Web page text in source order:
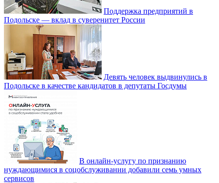
Поддержка предприятий в
Подольске — вклад в суверенитет России
Девять человек выдвинулись в
Подольске в качестве кандидатов в депутаты Госдумы
В онлайн-услугу по признанию
нуждающимися в соцобслуживании добавили семь умных
сервисов